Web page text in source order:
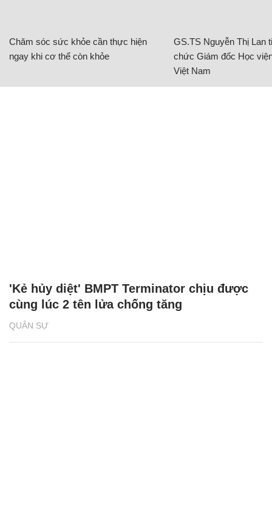
Chăm sóc sức khỏe cần thực hiện
ngay khi cơ thể còn khỏe
GS.TS Nguyễn Thị Lan
chức Giám đốc Học
Việt Nam
QUÂN SỰ
'Kẻ hủy diệt' BMPT Terminator chịu được
cùng lúc 2 tên lửa chống tăng